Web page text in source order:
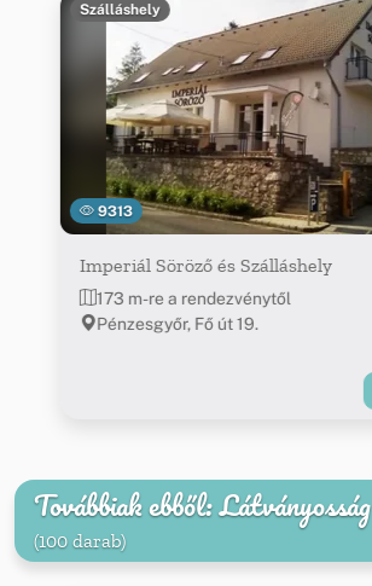
9313
Szálláshely
Imperiál Söröző és Szálláshely
173 m-re a rendezvénytől
Pénzesgyőr, Fő út 19.
Továbbiak ebből: Látványosság
(100 darab)